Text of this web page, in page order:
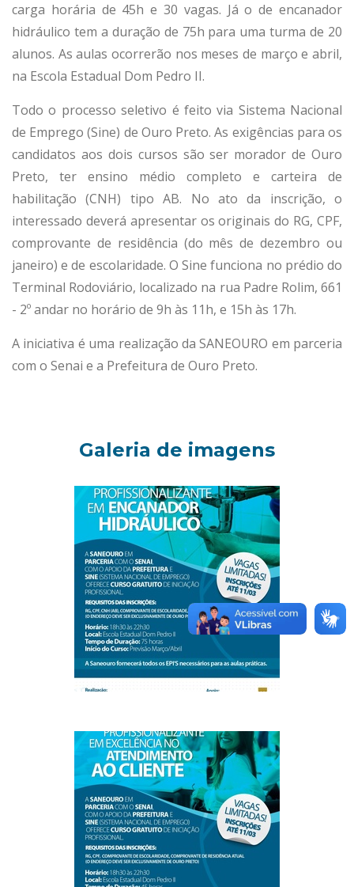
carga horária de 45h e 30 vagas. Já o de encanador
hidráulico tem a duração de 75h para uma turma de 20
alunos. As aulas ocorrerão nos meses de março e abril,
na Escola Estadual Dom Pedro II.
Todo o processo seletivo é feito via Sistema Nacional
de Emprego (Sine) de Ouro Preto. As exigências para os
candidatos aos dois cursos são ser morador de Ouro
Preto, ter ensino médio completo e carteira de
habilitação (CNH) tipo AB. No ato da inscrição, o
interessado deverá apresentar os originais do RG, CPF,
comprovante de residência (do mês de dezembro ou
janeiro) e de escolaridade. O Sine funciona no prédio do
Terminal Rodoviário, localizado na rua Padre Rolim, 661
- 2º andar no horário de 9h às 11h, e 15h às 17h.
A iniciativa é uma realização da SANEOURO em parceria
com o Senai e a Prefeitura de Ouro Preto.
Galeria de imagens